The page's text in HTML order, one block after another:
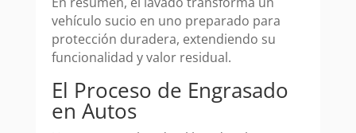
vehículo sucio en uno preparado para
protección duradera, extendiendo su
funcionalidad y valor residual.
El Proceso de Engrasado
en Autos